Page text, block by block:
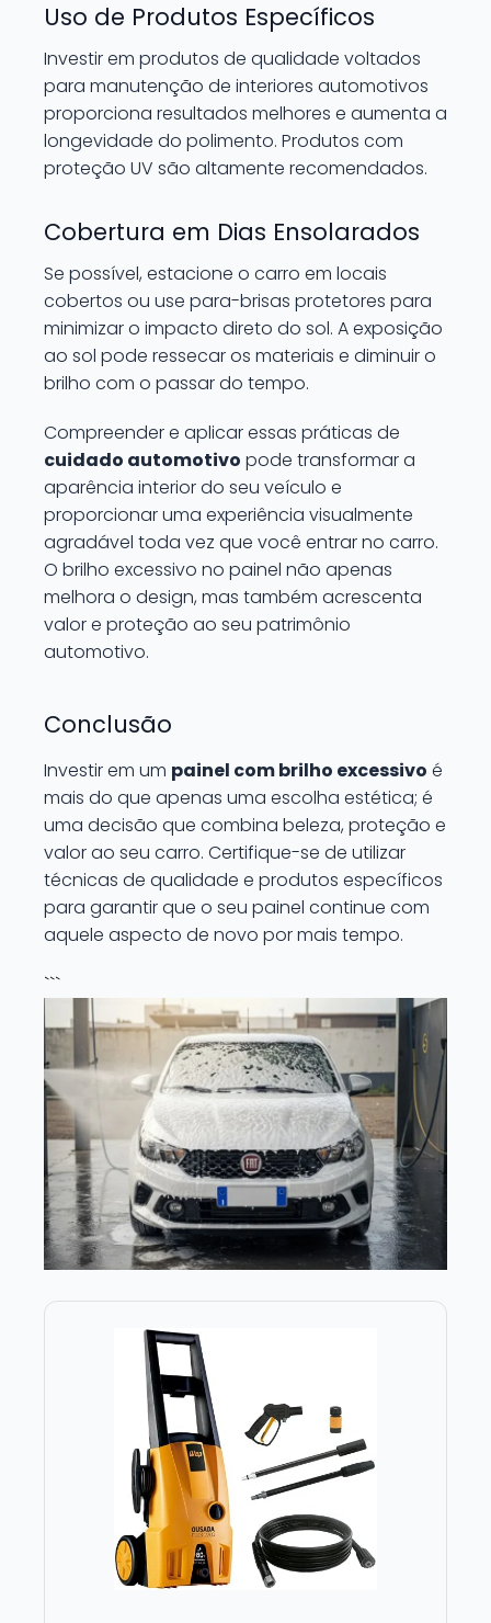
Uso de Produtos Específicos
Investir em produtos de qualidade voltados
para manutenção de interiores automotivos
proporciona resultados melhores e aumenta a
longevidade do polimento. Produtos com
proteção UV são altamente recomendados.
Cobertura em Dias Ensolarados
Se possível, estacione o carro em locais
cobertos ou use para-brisas protetores para
minimizar o impacto direto do sol. A exposição
ao sol pode ressecar os materiais e diminuir o
brilho com o passar do tempo.
Compreender e aplicar essas práticas de
cuidado automotivo pode transformar a
aparência interior do seu veículo e
proporcionar uma experiência visualmente
agradável toda vez que você entrar no carro.
O brilho excessivo no painel não apenas
melhora o design, mas também acrescenta
valor e proteção ao seu patrimônio
automotivo.
Conclusão
Investir em um painel com brilho excessivo é
mais do que apenas uma escolha estética; é
uma decisão que combina beleza, proteção e
valor ao seu carro. Certifique-se de utilizar
técnicas de qualidade e produtos específicos
para garantir que o seu painel continue com
aquele aspecto de novo por mais tempo.
```